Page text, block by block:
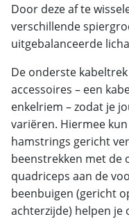
Door deze af te
verschillende
uitgebalanceerde
De onderste
accessoires – een
enkelriem – zodat je
variëren. Hiermee
hamstrings gericht
beenstrekken met de
quadriceps aan de
beenbuigen (gericht
achterzijde) helpen je